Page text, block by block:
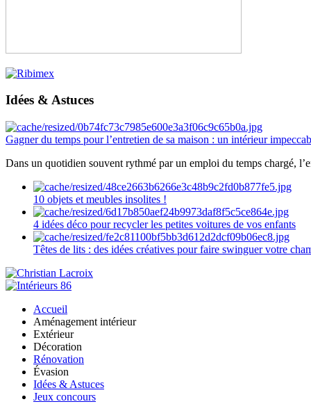
Idées & Astuces
Gagner du temps pour l’entretien de sa maison : un intérieur
Dans un quotidien souvent rythmé par un emploi du temps chargé,
10 objets et meubles insolites !
4 idées déco pour recycler les petites voitures de vos enfants
Têtes de lits : des idées créatives pour faire swinguer votre
Accueil
Aménagement intérieur
Extérieur
Décoration
Rénovation
Évasion
Idées & Astuces
Jeux concours